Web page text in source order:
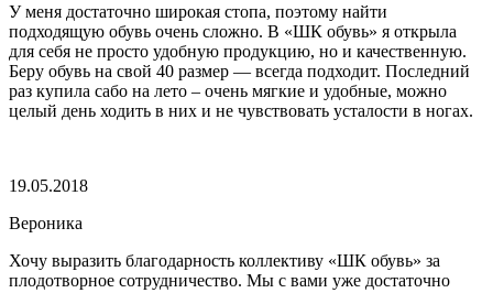
У меня достаточно широкая стопа, поэтому найти
подходящую обувь очень сложно. В «ШК обувь» я открыла
для себя не просто удобную продукцию, но и качественную.
Беру обувь на свой 40 размер — всегда подходит. Последний
раз купила сабо на лето – очень мягкие и удобные, можно
целый день ходить в них и не чувствовать усталости в ногах.
19.05.2018
Вероника
Хочу выразить благодарность коллективу «ШК обувь» за
плодотворное сотрудничество. Мы с вами уже достаточно